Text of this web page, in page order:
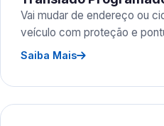
Vai mudar de endereço ou
veículo com proteção e
Saiba Mais